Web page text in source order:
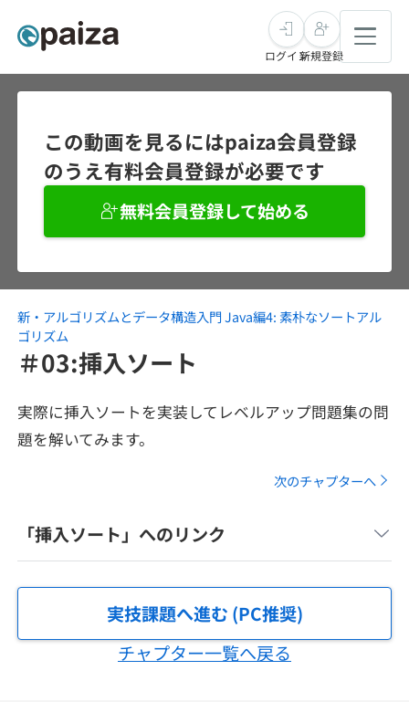
求人検索
インタビュー
転職成功ガイド
転職エージェント
未経験転職
インタビュー
転職成功ガイド
本選考
インターン
新卒エージェント
就活成功ガイド
学習
講座一覧
問題集
4択課題
リファレンス
個人向けプラン
スキルチェック
プログラミング言語
SQL
再チャレンジ結果一覧
ゲーム・マンガ
メディア
paiza times
ログイン新規登録
この動画を見るにはpaiza会員登録
のうえ有料会員登録が必要です
無料会員登録して始める
新・アルゴリズムとデータ構造入門 Java編4: 素朴なソートアル
ゴリズム
＃03:挿入ソート
実際に挿入ソートを実装してレベルアップ問題集の問
題を解いてみます。
次のチャプターへ
「挿入ソート」へのリンク
実技課題へ進む (PC推奨)
チャプター一覧へ戻る